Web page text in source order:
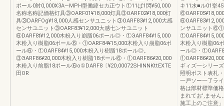
ポール0対0,000X3A―MPH型働緯セカ正ウト①11ば1閃¥50,000
名称名称記価格灯具③OARF01¥18,000灯具③OARF02¥18,000灯
具③DARFOg¥18,000人感センサユニット③OARF83¥12,000大感
センサユニット③OARF83¥12,000大感七ンサユニット
⑥DARF8t¥12,000木粉入り崩脂06ポール◎・①ЭARF84¥15,000
木粉入り樹脂06ポール⑥・①OARF84¥15,000木粉入り崩脂06ポ
ール⑥・①OARF84¥15,000木粉入り樹脂18ポール◎。
③ЭARF86¥20,000木粉入り樹脂18ポール⑥・①OARF86¥20,000
木粉入り前脂18ポール⑥o①DARF8〔¥20,00072SHINNKttEXTE
田OR
キ11水■ル01挙
ンサユニット
木粉入り樹脂06
ール◎・
ギィズ一シリー
照明ポスト表札
一戸ソー一了ラ
格は部材標準価
まれてお',ません
施工上のご注意